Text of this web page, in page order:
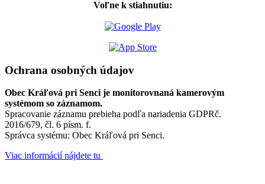
Voľne k stiahnutiu:
Ochrana osobných údajov
Obec Kráľová pri Senci je monitorovnaná kamerovým
systémom so záznamom.
Spracovanie záznamu prebieha podľa nariadenia GDPRč.
2016/679, čl. 6 písm. f.
Správca systému: Obec Kráľová pri Senci.
Viac informácií nájdete tu